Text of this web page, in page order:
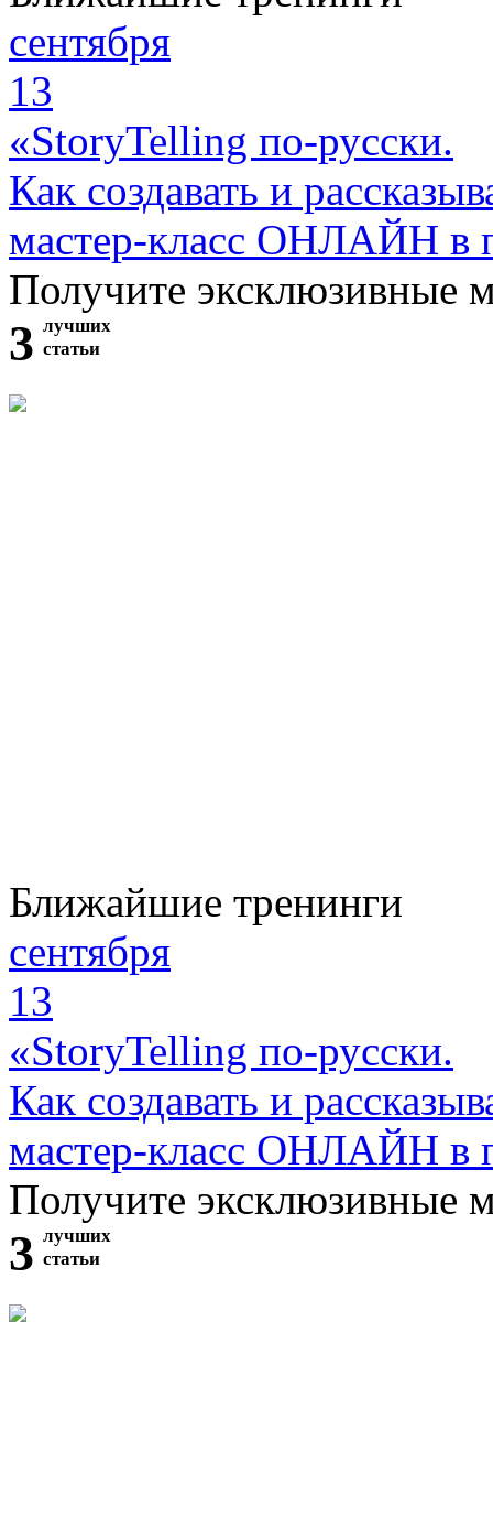
сентября
13
«StoryTelling по-русски.
Как создавать и
мастер-класс ОНЛАЙН в
Получите эксклюзивные
3 лучших
статьи
Ближайшие тренинги
сентября
13
«StoryTelling по-русски.
Как создавать и
мастер-класс ОНЛАЙН в
Получите эксклюзивные
3 лучших
статьи